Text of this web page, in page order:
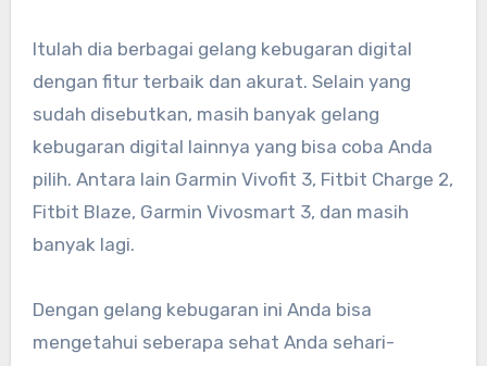
Itulah dia berbagai gelang kebugaran digital
dengan fitur terbaik dan akurat. Selain yang
sudah disebutkan, masih banyak gelang
kebugaran digital lainnya yang bisa coba Anda
pilih. Antara lain Garmin Vivofit 3, Fitbit Charge 2,
Fitbit Blaze, Garmin Vivosmart 3, dan masih
banyak lagi.
Dengan gelang kebugaran ini Anda bisa
mengetahui seberapa sehat Anda sehari-